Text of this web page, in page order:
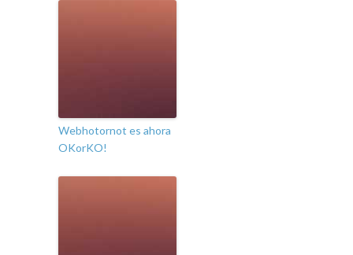
Webhotornot es ahora
OKorKO!